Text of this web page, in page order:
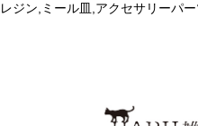
レジン,ミール皿,アクセサリーパ